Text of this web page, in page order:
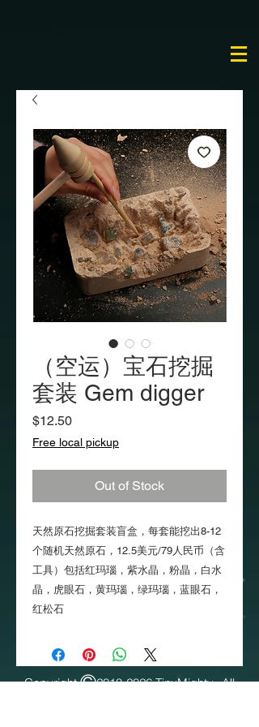
（空运）宝石挖掘
套装 Gem digger
$12.50Price
Free local pickup
Out of Stock
天然原石挖掘套装盲盒，每套能挖出8-12
个随机天然原石，12.5美元/79人民币（含
工具）包括红玛瑙，紫水晶，粉晶，白水
晶，虎眼石，黄玛瑙，绿玛瑙，蓝眼石，
红松石
Copyright2018-2026 TinyMighty. All